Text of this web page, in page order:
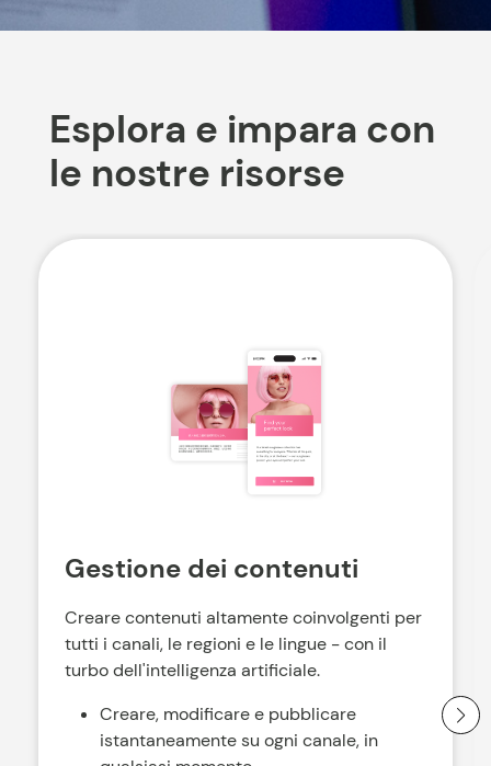
Esplora e impara con
le nostre risorse
Gestione dei contenuti
Creare contenuti altamente coinvolgenti per
tutti i canali, le regioni e le lingue - con il
turbo dell'intelligenza artificiale.
Creare, modificare e pubblicare
istantaneamente su ogni canale, in